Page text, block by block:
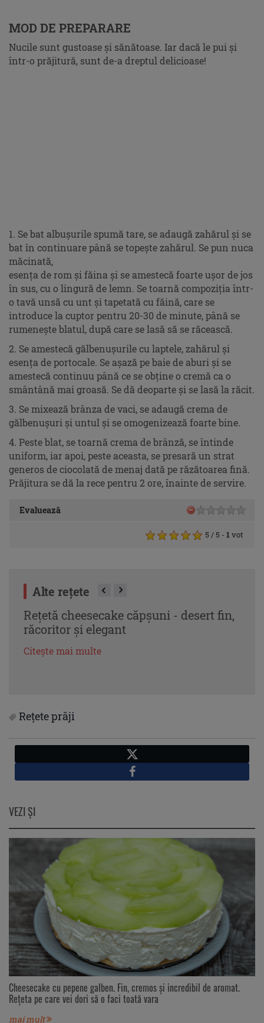
MOD DE PREPARARE
Nucile sunt gustoase şi sănătoase. Iar dacă le pui şi
într-o prăjitură, sunt de-a dreptul delicioase!
1. Se bat albușurile spumă tare, se adaugă zahărul și se
bat în continuare până se topește zahărul. Se pun nuca
măcinată,
esența de rom și făina și se amestecă foarte ușor de jos
în sus, cu o lingură de lemn. Se toarnă compoziția într-
o tavă unsă cu unt și tapetată cu făină, care se
introduce la cuptor pentru 20-30 de minute, până se
rumenește blatul, după care se lasă să se răcească.
2. Se amestecă gălbenușurile cu laptele, zahărul și
esența de portocale. Se așază pe baie de aburi și se
amestecă continuu până ce se obține o cremă ca o
smântână mai groasă. Se dă deoparte și se lasă la răcit.
3. Se mixează brânza de vaci, se adaugă crema de
gălbenușuri și untul și se omogenizează foarte bine.
4. Peste blat, se toarnă crema de brânză, se întinde
uniform, iar apoi, peste aceasta, se presară un strat
generos de ciocolată de menaj dată pe răzătoarea fină.
Prăjitura se dă la rece pentru 2 ore, înainte de servire.
Evaluează
5 / 5 - 1 vot
Alte rețete
Rețetă cheesecake căpșuni - desert fin,
răcoritor și elegant
Citește mai multe
Rețete prăji
XFacebook
VEZI ŞI
Cheesecake cu pepene galben. Fin, cremos și incredibil de aromat.
Rețeta pe care vei dori să o faci toată vara
mai mult